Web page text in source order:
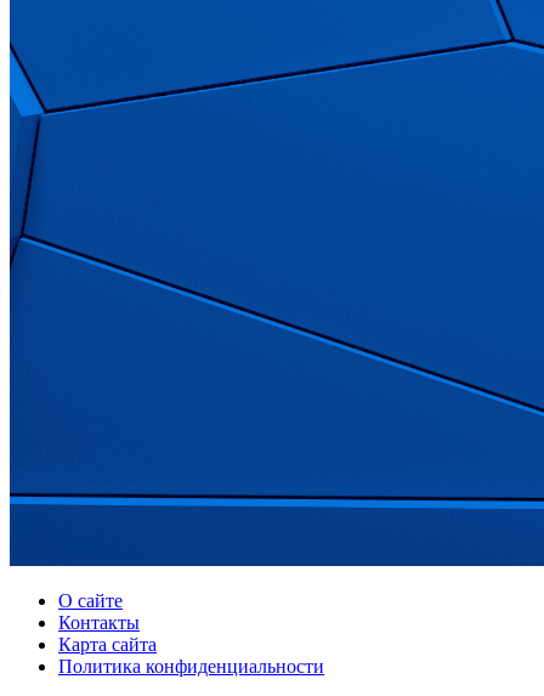
О сайте
Контакты
Карта сайта
Политика конфиденциальности